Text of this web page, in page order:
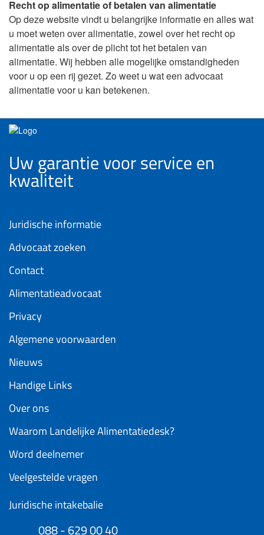
Recht op alimentatie of betalen van alimentatie
Op deze website vindt u belangrijke informatie en alles wat
u moet weten over alimentatie, zowel over het recht op
alimentatie als over de plicht tot het betalen van
alimentatie. Wij hebben alle mogelijke omstandigheden
voor u op een rij gezet. Zo weet u wat een advocaat
alimentatie voor u kan betekenen.
Uw garantie voor service en
kwaliteit
Juridische informatie
Advocaat zoeken
Contact
Alimentatieadvocaat
Privacy
Algemene voorwaarden
Nieuws
Handige Links
Over ons
Waarom Landelijke Alimentatiedesk?
Word deelnemer
Veelgestelde vragen
Juridische intakebalie
088 - 629 00 40